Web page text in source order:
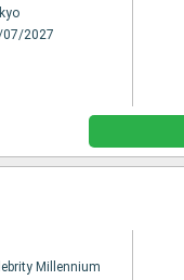
2027
Millennium